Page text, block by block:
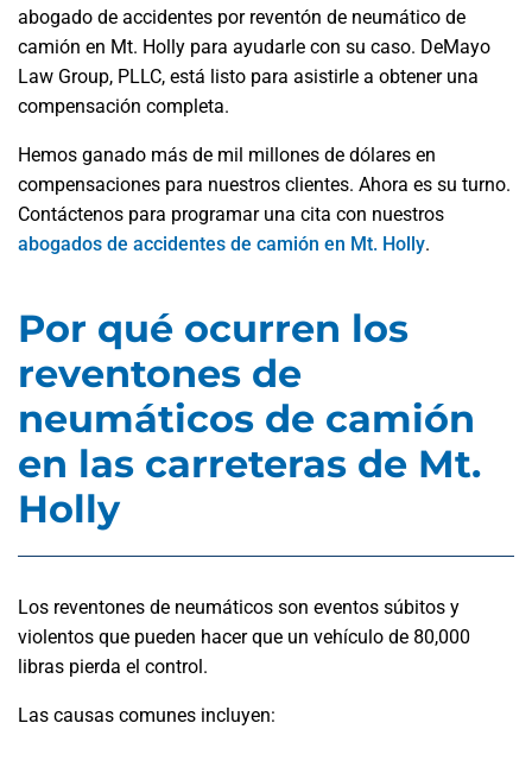
abogado de accidentes por reventón de neumático de
camión en Mt. Holly para ayudarle con su caso. DeMayo
Law Group, PLLC, está listo para asistirle a obtener una
compensación completa.
Hemos ganado más de mil millones de dólares en
compensaciones para nuestros clientes. Ahora es su turno.
Contáctenos para programar una cita con nuestros
abogados de accidentes de camión en Mt. Holly.
Por qué ocurren los
reventones de
neumáticos de camión
en las carreteras de Mt.
Holly
Los reventones de neumáticos son eventos súbitos y
violentos que pueden hacer que un vehículo de 80,000
libras pierda el control.
Las causas comunes incluyen: